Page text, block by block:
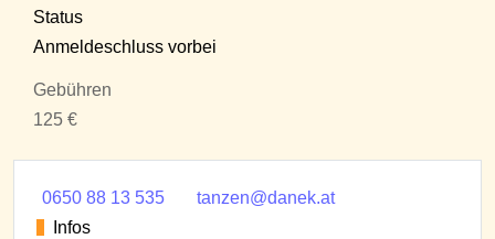
Status
Anmeldeschluss vorbei
Gebühren
125 €
0650 88 13 535
tanzen@danek.at
Infos